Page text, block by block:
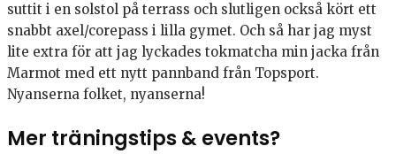
suttit i en solstol på terrass och slutligen också kört ett
snabbt axel/corepass i lilla gymet. Och så har jag myst
lite extra för att jag lyckades tokmatcha min jacka från
Marmot med ett nytt pannband från Topsport.
Nyanserna folket, nyanserna!
Mer träningstips & events?